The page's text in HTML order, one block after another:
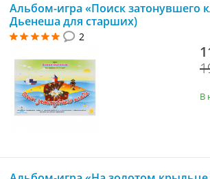
Альбом-игра «Поиск затонувшего
Дьенеша для старших)
2
В